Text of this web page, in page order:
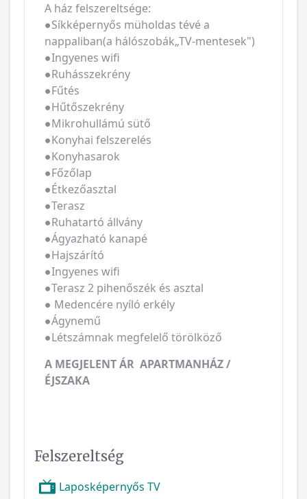
A ház felszereltsége:
●Síkképernyős müholdas tévé a
nappaliban(a hálószobák„TV-mentesek")
●Ingyenes wifi
●Ruhásszekrény
●Fűtés
●Hűtőszekrény
●Mikrohullámú sütő
●Konyhai felszerelés
●Konyhasarok
●Főzőlap
●Étkezőasztal
●Terasz
●Ruhatartó állvány
●Ágyazható kanapé
●Hajszárító
●Ingyenes wifi
●Terasz 2 pihenőszék és asztal
● Medencére nyíló erkély
●Ágynemű
●Létszámnak megfelelő törölköző
A MEGJELENT ÁR APARTMANHÁZ /
ÉJSZAKA
Felszereltség
Laposképernyős TV